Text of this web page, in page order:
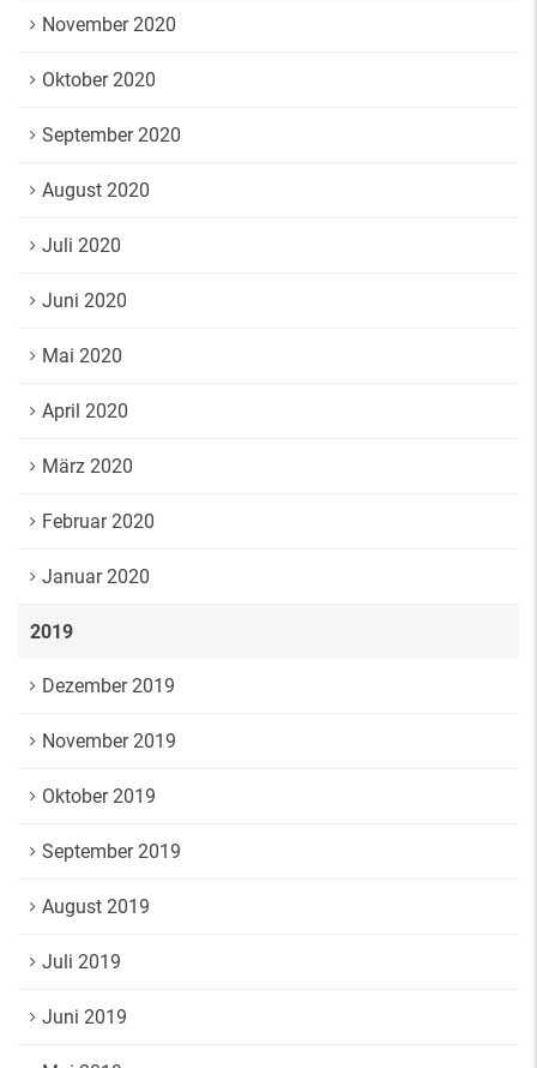
November 2020
Oktober 2020
September 2020
August 2020
Juli 2020
Juni 2020
Mai 2020
April 2020
März 2020
Februar 2020
Januar 2020
2019
Dezember 2019
November 2019
Oktober 2019
September 2019
August 2019
Juli 2019
Juni 2019